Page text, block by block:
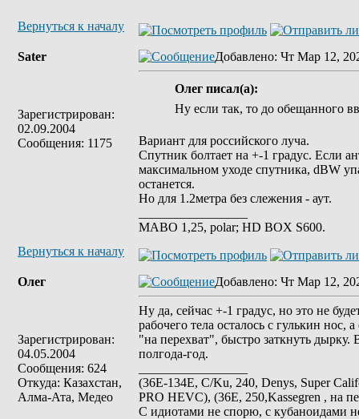
Вернуться к началу
Sater
Зарегистрирован:
02.09.2004
Сообщения: 1175
Добавлено: Чт Мар 12,
Олег писал(а):
Ну если так, то до обещанного
Вариант для российского луча.
Спутник болтает на +-1 градус. Если
максимальном уходе спутника, dBW
останется.
Но для 1.2метра без слежения - аут.
MABO 1,25, polar; HD BOX S600.
Вернуться к началу
Олег
Зарегистрирован:
04.05.2004
Сообщения: 624
Откуда: Казахстан,
Алма-Ата, Медео
Добавлено: Чт Мар 12,
Ну да, сейчас +-1 градус, но это не
рабочего тела осталось с гулькин нос,
"на перехват", быстро заткнуть дырку.
полгода-год.
(36E-134E, C/Ku, 240, Denys, Super
PRO HEVC), (36E, 250,Kassegren , на
С идиотами не спорю, с кубаноидами